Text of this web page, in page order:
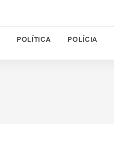
POLÍTICA POLÍCIA